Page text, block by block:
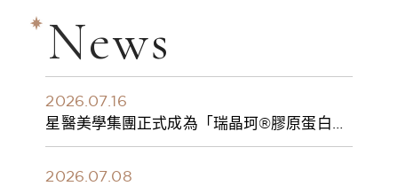
News
2026.07.16
星醫美學集團正式成為「瑞晶珂®膠原蛋白植
入劑」台灣獨家總代理
2026.07.08